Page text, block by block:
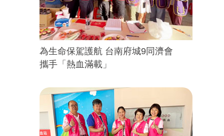
為生命保駕護航 台南府城9同濟會
攜手「熱血滿載」